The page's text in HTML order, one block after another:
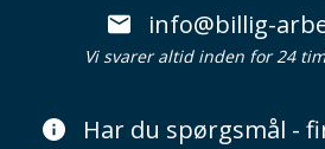
info@billig-
Vi svarer altid inden for 24
Har du spørgsmål -